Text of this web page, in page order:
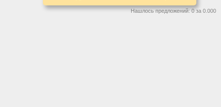
Нашлось предложений: 0 за 0.000